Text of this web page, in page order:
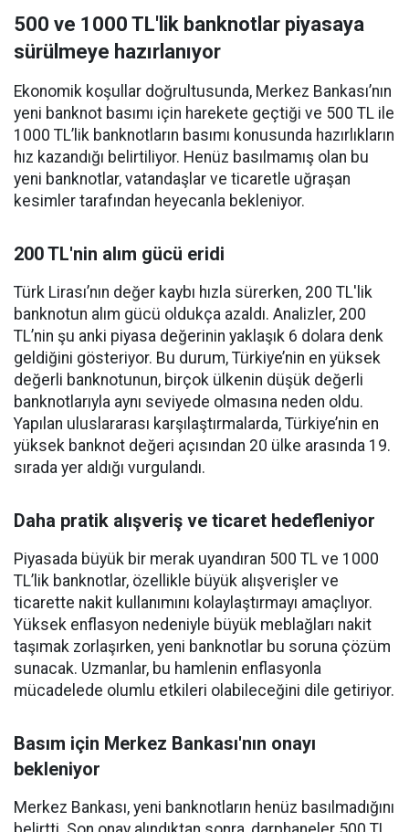
500 ve 1000 TL'lik banknotlar piyasaya
sürülmeye hazırlanıyor
Ekonomik koşullar doğrultusunda, Merkez Bankası’nın
yeni banknot basımı için harekete geçtiği ve 500 TL ile
1000 TL’lik banknotların basımı konusunda hazırlıkların
hız kazandığı belirtiliyor. Henüz basılmamış olan bu
yeni banknotlar, vatandaşlar ve ticaretle uğraşan
kesimler tarafından heyecanla bekleniyor.
200 TL'nin alım gücü eridi
Türk Lirası’nın değer kaybı hızla sürerken, 200 TL'lik
banknotun alım gücü oldukça azaldı. Analizler, 200
TL’nin şu anki piyasa değerinin yaklaşık 6 dolara denk
geldiğini gösteriyor. Bu durum, Türkiye’nin en yüksek
değerli banknotunun, birçok ülkenin düşük değerli
banknotlarıyla aynı seviyede olmasına neden oldu.
Yapılan uluslararası karşılaştırmalarda, Türkiye’nin en
yüksek banknot değeri açısından 20 ülke arasında 19.
sırada yer aldığı vurgulandı.
Daha pratik alışveriş ve ticaret hedefleniyor
Piyasada büyük bir merak uyandıran 500 TL ve 1000
TL’lik banknotlar, özellikle büyük alışverişler ve
ticarette nakit kullanımını kolaylaştırmayı amaçlıyor.
Yüksek enflasyon nedeniyle büyük meblağları nakit
taşımak zorlaşırken, yeni banknotlar bu soruna çözüm
sunacak. Uzmanlar, bu hamlenin enflasyonla
mücadelede olumlu etkileri olabileceğini dile getiriyor.
Basım için Merkez Bankası'nın onayı
bekleniyor
Merkez Bankası, yeni banknotların henüz basılmadığını